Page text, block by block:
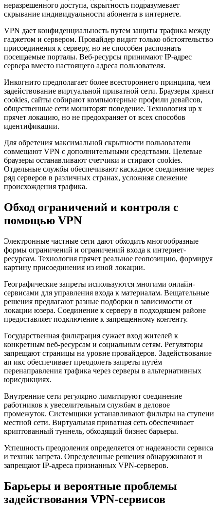
неразрешенного доступа, скрытность подразумевает
скрывание индивидуальности абонента в интернете.
VPN дает конфиденциальность путем защиты трафика между
гаджетом и сервером. Провайдер видит только обстоятельство
присоединения к серверу, но не способен распознать
посещаемые порталы. Веб-ресурсы принимают IP-адрес
сервера вместо настоящего адреса пользователя.
Инкогнито предполагает более всестороннего принципа, чем
задействование виртуальной приватной сети. Браузеры хранят
cookies, сайты собирают компьютерные профили девайсов,
общественные сети мониторят поведение. Технология up x
прячет локацию, но не предохраняет от всех способов
идентификации.
Для обретения максимальной скрытности пользователи
совмещают VPN с дополнительными средствами. Целевые
браузеры останавливают счетчики и стирают cookies.
Отдельные службы обеспечивают каскадное соединение через
ряд серверов в различных странах, усложняя слежение
происхождения трафика.
Обход ограничений и контроля с
помощью VPN
Электронные частные сети дают обходить многообразные
формы ограничений и ограничений входа к интернет-
ресурсам. Технология прячет реальное геопозицию, формируя
картину присоединения из иной локации.
Географические запреты используются многими онлайн-
сервисами для управления входа к материалам. Вещательные
решения предлагают разные подборки в зависимости от
локации юзера. Соединение к серверу в подходящем районе
предоставляет подключение к запрещенному контенту.
Государственная фильтрация сужает вход жителей к
конкретным веб-ресурсам и социальным сетям. Регуляторы
запрещают страницы на уровне провайдеров. Задействование
ап икс обеспечивает преодолеть запреты путём
перенаправления трафика через серверы в альтернативных
юрисдикциях.
Внутренние сети регулярно лимитируют соединение
работников к увеселительным службам в деловое
промежуток. Системщики устанавливают фильтры на ступени
местной сети. Виртуальная приватная сеть обеспечивает
криптованный туннель, обходящий бизнес барьеры.
Успешность преодоления определяется от надежности сервиса
и техник запрета. Определенные решения обнаруживают и
запрещают IP-адреса признанных VPN-серверов.
Барьеры и вероятные проблемы
задействования VPN‑сервисов